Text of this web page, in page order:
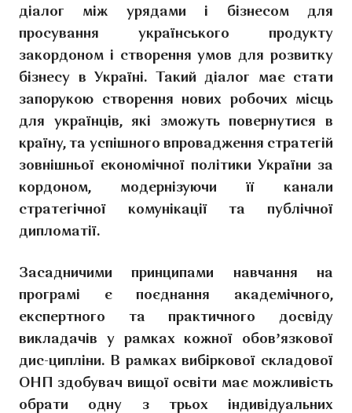
діалог між урядами і бізнесом для
просування українського продукту
закордоном і створення умов для розвитку
бізнесу в Україні. Такий діалог має стати
запорукою створення нових робочих місць
для українців, які зможуть повернутися в
країну, та успішного впровадження стратегій
зовнішньої економічної політики України за
кордоном, модернізуючи її канали
стратегічної комунікації та публічної
дипломатії.
Засадничими принципами навчання на
програмі є поєднання академічного,
експертного та практичного досвіду
викладачів у рамках кожної обовʼязкової
дис-ципліни. В рамках вибіркової складової
ОНП здобувач вищої освіти має можливість
обрати одну з трьох індивідуальних